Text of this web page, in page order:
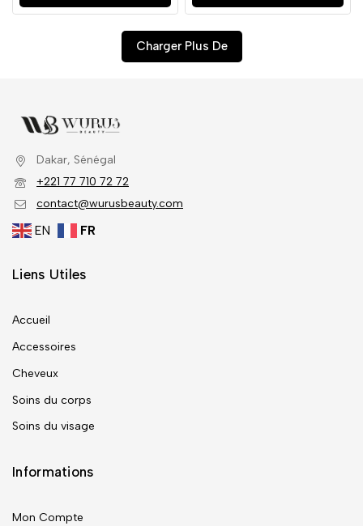
Charger Plus De
Dakar, Sénégal
+221 77 710 72 72
contact@wurusbeauty.com
EN FR
Liens Utiles
Accueil
Accessoires
Cheveux
Soins du corps
Soins du visage
Informations
Mon Compte